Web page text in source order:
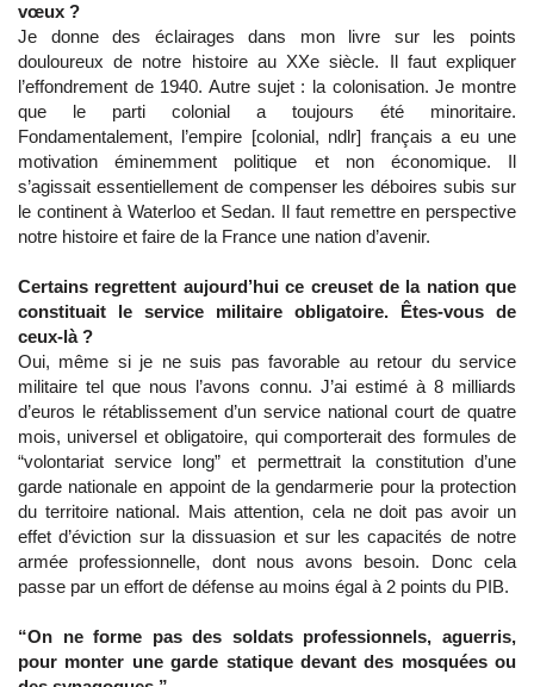
vœux ?
Je donne des éclairages dans mon livre sur les points
douloureux de notre histoire au XXe siècle. Il faut expliquer
l’effondrement de 1940. Autre sujet : la colonisation. Je montre
que le parti colonial a toujours été minoritaire.
Fondamentalement, l’empire [colonial, ndlr] français a eu une
motivation éminemment politique et non économique. Il
s’agissait essentiellement de compenser les déboires subis sur
le continent à Waterloo et Sedan. Il faut remettre en perspective
notre histoire et faire de la France une nation d’avenir.
Certains regrettent aujourd’hui ce creuset de la nation que
constituait le service militaire obligatoire. Êtes-vous de
ceux-là ?
Oui, même si je ne suis pas favorable au retour du service
militaire tel que nous l’avons connu. J’ai estimé à 8 milliards
d’euros le rétablissement d’un service national court de quatre
mois, universel et obligatoire, qui comporterait des formules de
“volontariat service long” et permettrait la constitution d’une
garde nationale en appoint de la gendarmerie pour la protection
du territoire national. Mais attention, cela ne doit pas avoir un
effet d’éviction sur la dissuasion et sur les capacités de notre
armée professionnelle, dont nous avons besoin. Donc cela
passe par un effort de défense au moins égal à 2 points du PIB.
“On ne forme pas des soldats professionnels, aguerris,
pour monter une garde statique devant des mosquées ou